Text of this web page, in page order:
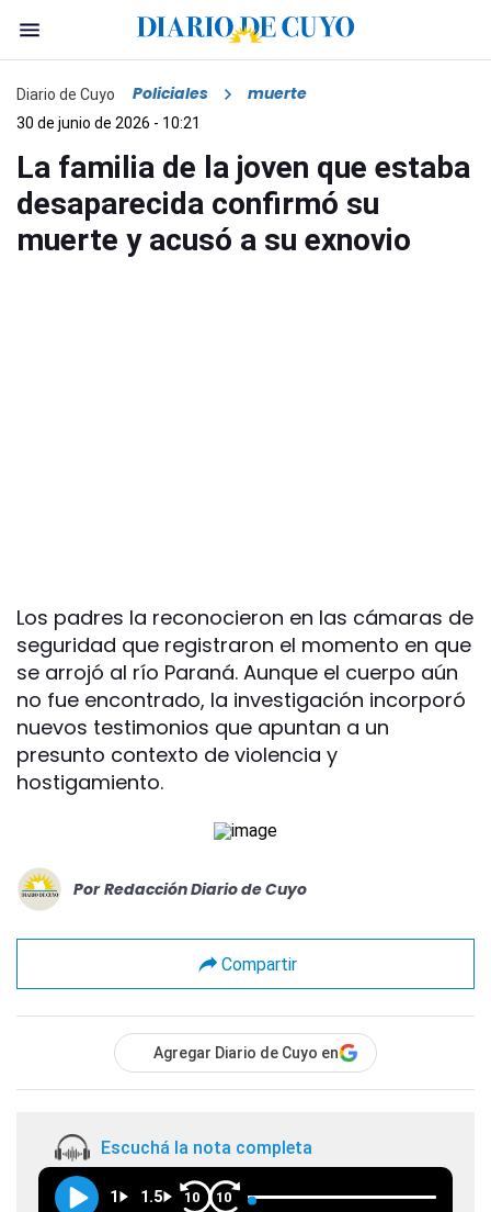
Diario de Cuyo Policiales muerte
30 de junio de 2026 - 10:21
La familia de la joven que estaba
desaparecida confirmó su
muerte y acusó a su exnovio
Los padres la reconocieron en las cámaras de
seguridad que registraron el momento en que
se arrojó al río Paraná. Aunque el cuerpo aún
no fue encontrado, la investigación incorporó
nuevos testimonios que apuntan a un
presunto contexto de violencia y
hostigamiento.
Por Redacción Diario de Cuyo
Compartir
Agregar Diario de Cuyo en
Escuchá la nota completa
1 1.5 10 10